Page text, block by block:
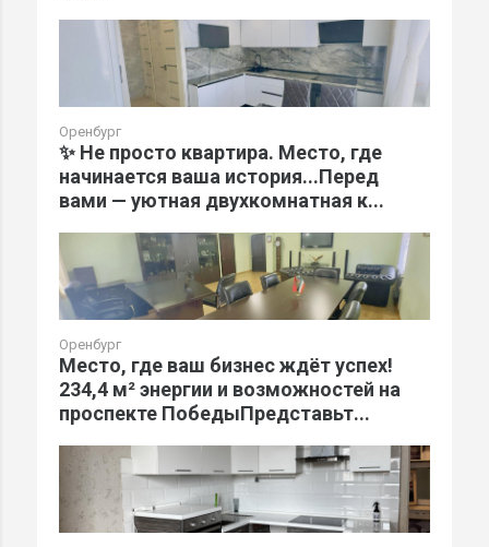
Оренбург
✨ Не просто квартира. Место, где
начинается ваша история...Перед
вами — уютная двухкомнатная к...
Оренбург
Место, где ваш бизнес ждёт успех!
234,4 м² энергии и возможностей на
проспекте ПобедыПредставьт...